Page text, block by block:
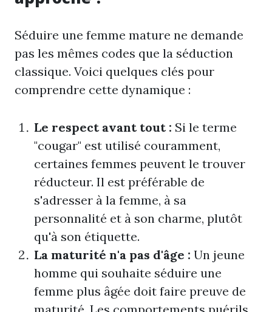
Séduire une femme mature ne demande
pas les mêmes codes que la séduction
classique. Voici quelques clés pour
comprendre cette dynamique :
Le respect avant tout : Si le terme
"cougar" est utilisé couramment,
certaines femmes peuvent le trouver
réducteur. Il est préférable de
s'adresser à la femme, à sa
personnalité et à son charme, plutôt
qu'à son étiquette.
La maturité n'a pas d'âge : Un jeune
homme qui souhaite séduire une
femme plus âgée doit faire preuve de